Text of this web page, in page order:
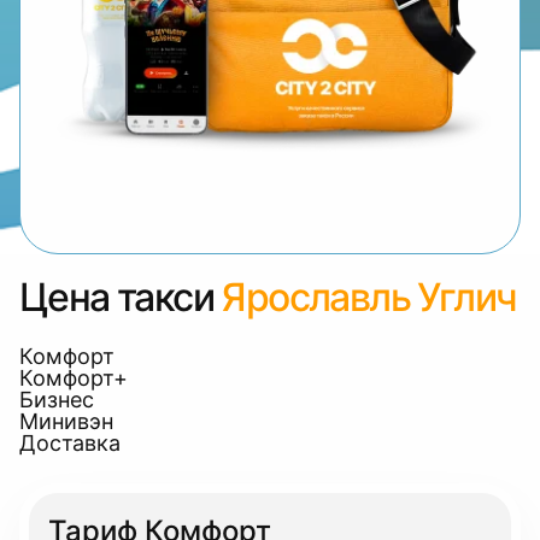
Цена такси Ярославль Углич
Комфорт
Комфорт+
Бизнес
Минивэн
Доставка
Тариф Комфорт